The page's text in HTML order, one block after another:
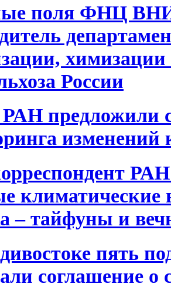
поля ФНЦ
России
предложили
изменений
климатические
– тайфуны и
пять
соглашение о